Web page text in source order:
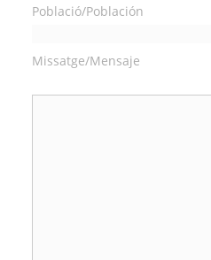
Població/Población
Missatge/Mensaje